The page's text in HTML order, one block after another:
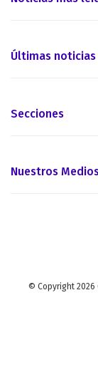
Últimas noticias
Secciones
Nuestros
© Copyright 2026